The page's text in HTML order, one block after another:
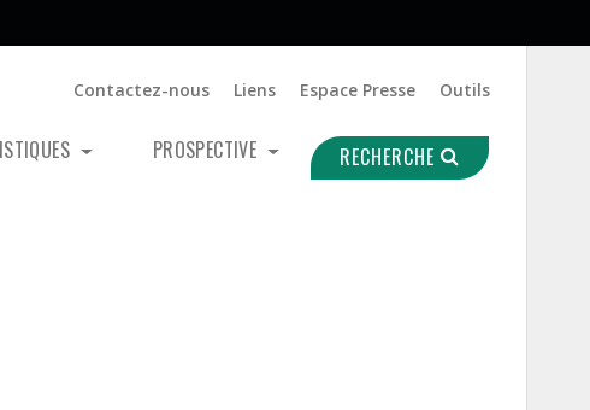
Contactez-nous Liens Espace Presse Outils
PROSPECTIVE RECHERCHE